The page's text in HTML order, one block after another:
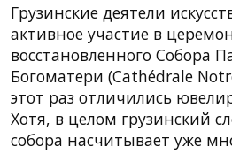
Грузинские деятели
активное участие в
восстановленного Собора
Богоматери (Cathédrale
этот раз отличились
Хотя, в целом грузинский
собора насчитывает уже